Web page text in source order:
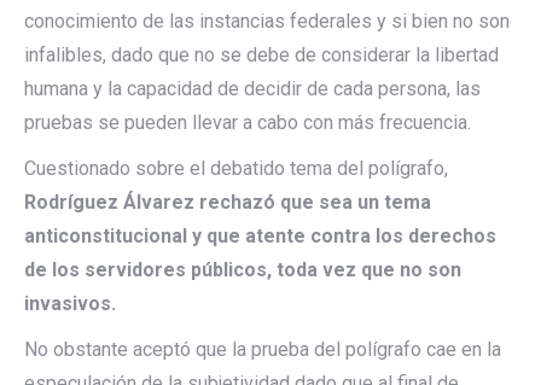
conocimiento de las instancias federales y si bien no son
infalibles, dado que no se debe de considerar la libertad
humana y la capacidad de decidir de cada persona, las
pruebas se pueden llevar a cabo con más frecuencia.
Cuestionado sobre el debatido tema del polígrafo,
Rodríguez Álvarez rechazó que sea un tema
anticonstitucional y que atente contra los derechos
de los servidores públicos, toda vez que no son
invasivos.
No obstante aceptó que la prueba del polígrafo cae en la